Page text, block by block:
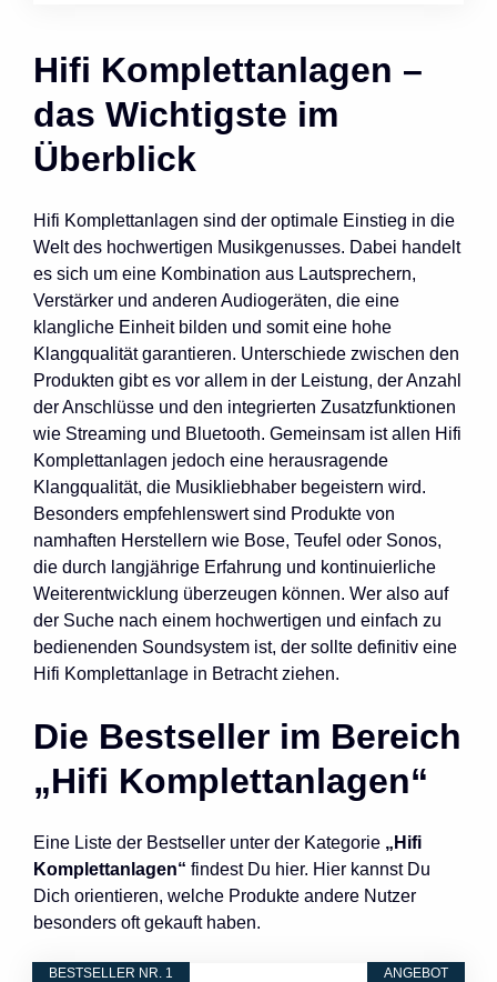
Hifi Komplettanlagen –
das Wichtigste im
Überblick
Hifi Komplettanlagen sind der optimale Einstieg in die
Welt des hochwertigen Musikgenusses. Dabei handelt
es sich um eine Kombination aus Lautsprechern,
Verstärker und anderen Audiogeräten, die eine
klangliche Einheit bilden und somit eine hohe
Klangqualität garantieren. Unterschiede zwischen den
Produkten gibt es vor allem in der Leistung, der Anzahl
der Anschlüsse und den integrierten Zusatzfunktionen
wie Streaming und Bluetooth. Gemeinsam ist allen Hifi
Komplettanlagen jedoch eine herausragende
Klangqualität, die Musikliebhaber begeistern wird.
Besonders empfehlenswert sind Produkte von
namhaften Herstellern wie Bose, Teufel oder Sonos,
die durch langjährige Erfahrung und kontinuierliche
Weiterentwicklung überzeugen können. Wer also auf
der Suche nach einem hochwertigen und einfach zu
bedienenden Soundsystem ist, der sollte definitiv eine
Hifi Komplettanlage in Betracht ziehen.
Die Bestseller im Bereich
„Hifi Komplettanlagen“
Eine Liste der Bestseller unter der Kategorie „Hifi
Komplettanlagen“ findest Du hier. Hier kannst Du
Dich orientieren, welche Produkte andere Nutzer
besonders oft gekauft haben.
ANGEBOT
BESTSELLER NR. 1